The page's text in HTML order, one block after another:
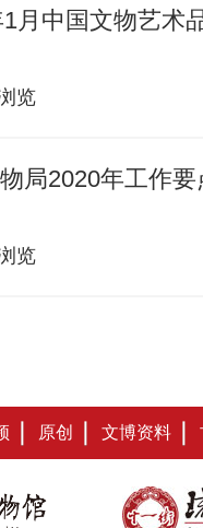
月中国文物艺术
览
局2020年工作要
览
原创 文博资料